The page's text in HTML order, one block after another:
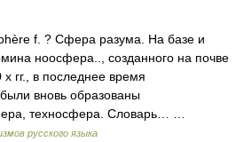
f. ? Сфера разума. На базе и
ноосфера.., созданного на почве
гг., в последнее время
вновь образованы
техносфера. Словарь… …
русского языка